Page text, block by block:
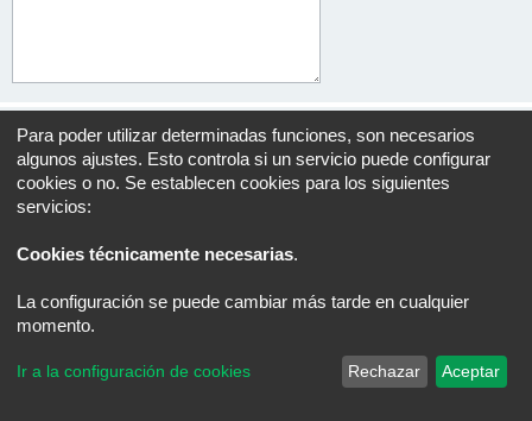
Índice general Todos los horarios son
Traducción al español por
Para poder utilizar determinadas funciones, son necesarios
algunos ajustes. Esto controla si un servicio puede configurar
cookies o no. Se establecen cookies para los siguientes
servicios:
Cookies técnicamente necesarias.
La configuración se puede cambiar más tarde en cualquier
momento.
Ir a la configuración de cookies Rechazar Aceptar